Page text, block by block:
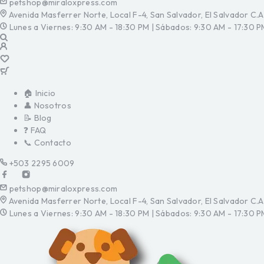
petshop@miraloxpress.com
Avenida Masferrer Norte, Local F-4, San Salvador, El Salvador
Lunes a Viernes: 9:30 AM - 18:30 PM | Sábados: 9:30 AM - 17:30
🏠 Inicio
👤 Nosotros
📝 Blog
❓ FAQ
📞 Contacto
+503 2295 6009
petshop@miraloxpress.com
Avenida Masferrer Norte, Local F-4, San Salvador, El Salvador
Lunes a Viernes: 9:30 AM - 18:30 PM | Sábados: 9:30 AM - 17:30